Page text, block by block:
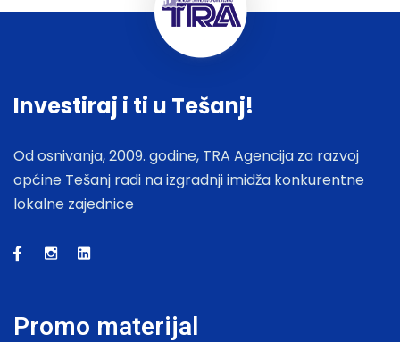
Investiraj i ti u Tešanj!
Od osnivanja, 2009. godine, TRA Agencija za razvoj
općine Tešanj radi na izgradnji imidža konkurentne
lokalne zajednice
Promo materijal